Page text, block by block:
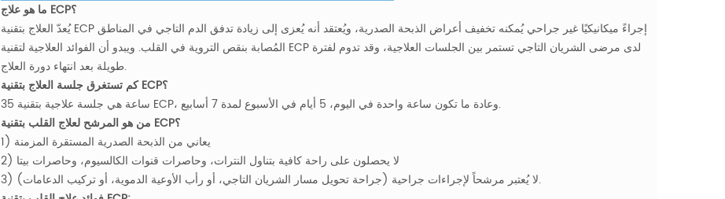
ما هو علاج ECP؟
يُعدّ العلاج بتقنية ECP إجراءً ميكانيكيًا غير جراحي يُمكنه تخفيف أعراض الذبحة الصدرية، ويُعتقد أنه يُعزى إلى زيادة تدفق الدم التاجي في المناطق
المُصابة بنقص التروية في القلب. ويبدو أن الفوائد العلاجية لتقنية ECP لدى مرضى الشريان التاجي تستمر بين الجلسات العلاجية، وقد تدوم لفترة
طويلة بعد انتهاء دورة العلاج.
كم تستغرق جلسة العلاج بتقنية ECP؟
35 ساعة هي جلسة علاجية بتقنية ECP، وعادة ما تكون ساعة واحدة في اليوم، 5 أيام في الأسبوع لمدة 7 أسابيع.
من هو المرشح لعلاج القلب بتقنية ECP؟
1) يعاني من الذبحة الصدرية المستقرة المزمنة
2) لا يحصلون على راحة كافية بتناول النترات، وحاصرات قنوات الكالسيوم، وحاصرات بيتا
3) لا يُعتبر مرشحاً لإجراءات جراحية (جراحة تحويل مسار الشريان التاجي، أو رأب الأوعية الدموية، أو تركيب الدعامات).